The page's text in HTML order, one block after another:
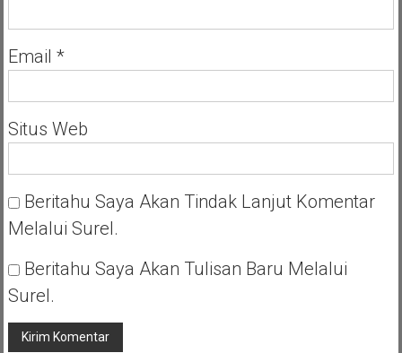
Email *
Situs Web
Beritahu Saya Akan Tindak Lanjut Komentar
Melalui Surel.
Beritahu Saya Akan Tulisan Baru Melalui
Surel.